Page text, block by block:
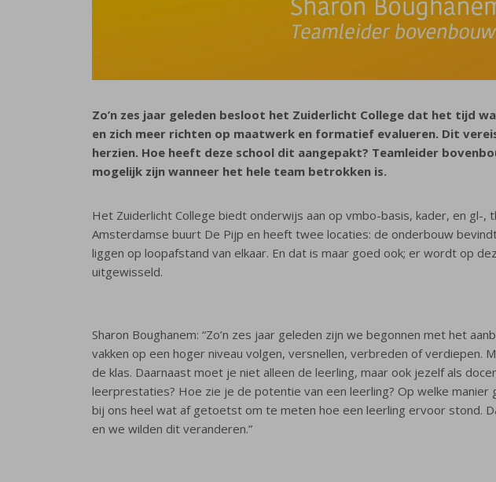
Zo’n zes jaar geleden besloot het Zuiderlicht College dat het tijd
en zich meer richten op maatwerk en formatief evalueren. Dit
herzien. Hoe heeft deze school dit aangepakt? Teamleider
mogelijk zijn wanneer het hele team betrokken is.
Het Zuiderlicht College biedt onderwijs aan op vmbo-basis, kader, en gl-
Amsterdamse buurt De Pijp en heeft twee locaties: de onderbouw
liggen op loopafstand van elkaar. En dat is maar goed ook; er wordt op
uitgewisseld.
Sharon Boughanem: “Zo’n zes jaar geleden zijn we begonnen met het
vakken op een hoger niveau volgen, versnellen, verbreden of verdiepen.
de klas. Daarnaast moet je niet alleen de leerling, maar ook jezelf als
leerprestaties? Hoe zie je de potentie van een leerling? Op welke
bij ons heel wat af getoetst om te meten hoe een leerling ervoor stond.
en we wilden dit veranderen.”